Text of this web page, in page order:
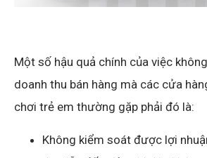
Một số hậu quả chính của việc
doanh thu bán hàng mà các cửa
chơi trẻ em thường gặp phải đó là:
Không kiểm soát được lợi